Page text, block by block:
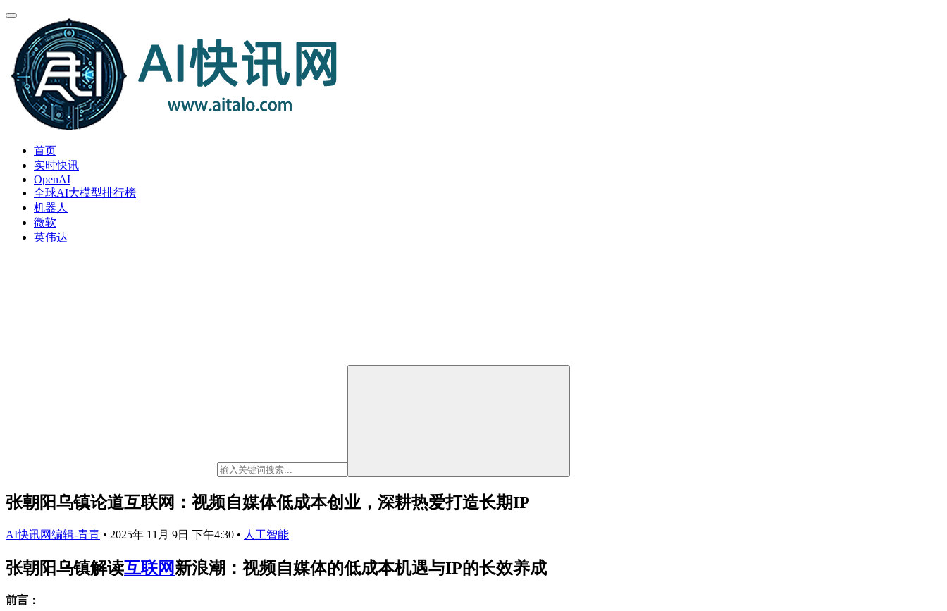
首页
实时快讯
OpenAI
全球AI大模型排行榜
机器人
微软
英伟达
张朝阳乌镇论道互联网：视频自媒体低成本创业，深耕热爱打造长期IP
AI快讯网编辑-青青 • 2025年 11月 9日 下午4:30 • 人工智能
张朝阳乌镇解读互联网新浪潮：视频自媒体的低成本机遇与IP的长效养成
前言：